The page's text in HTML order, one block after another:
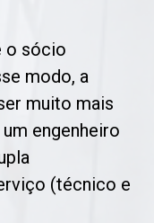
o sócio
modo, a
muito mais
engenheiro
(técnico e